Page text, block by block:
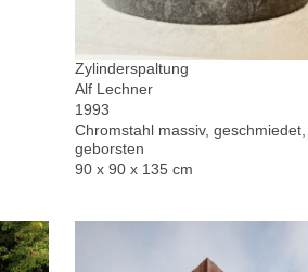
Zylinderspaltung
Alf Lechner
1993
Chromstahl massiv, geschmiedet,
geborsten
90 x 90 x 135 cm